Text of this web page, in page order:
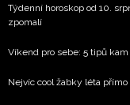
Týdenní horoskop od 10.
zpomalí
Víkend pro sebe: 5 tipů
Nejvíc cool žabky léta